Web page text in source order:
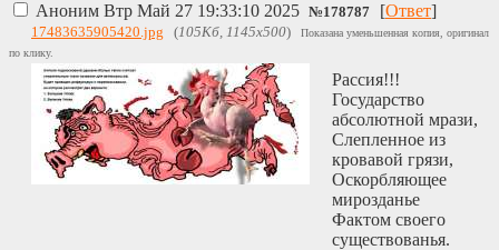
Аноним Втр Май 27 19:33:10 2025 №178787 [Ответ]
17483635905420.jpg (105Кб, 1145x500)
Показана уменьшенная копия, оригинал
по клику.
Рассия!!!
Государство
абсолютной мрази,
Слепленное из
кровавой грязи,
Оскорбляющее
мирозданье
Фактом своего
существованья.